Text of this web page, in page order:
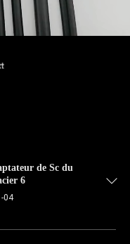
de Sc du
6
04